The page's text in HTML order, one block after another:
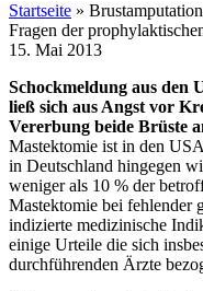
Startseite »
Fragen der
15. Mai 2013
Schockmeldung aus den
ließ sich aus Angst vor
Vererbung beide Brüste
Mastektomie ist in den
in Deutschland hingegen
weniger als 10 % der
Mastektomie bei fehlender
indizierte medizinische
einige Urteile die sich
durchführenden Ärzte